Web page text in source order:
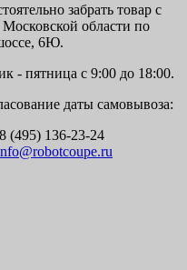
забрать товар с
области по
6Ю.
- пятница с 9:00 до 18:00.
даты самовывоза:
(495) 136-23-24